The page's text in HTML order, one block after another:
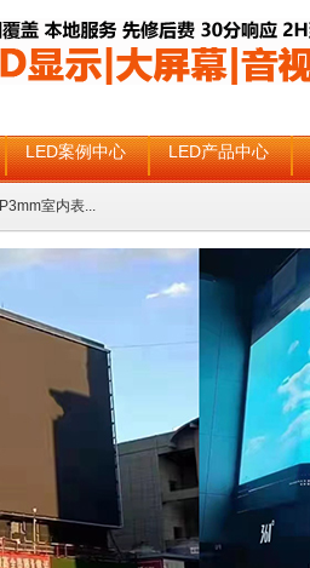
LED案例中心 LED产品中心
P3mm室内表...